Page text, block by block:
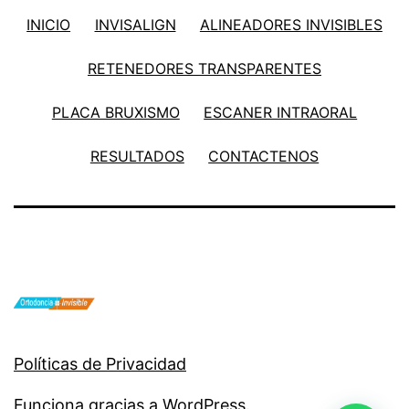
INICIO INVISALIGN ALINEADORES INVISIBLES
RETENEDORES TRANSPARENTES
PLACA BRUXISMO ESCANER INTRAORAL
RESULTADOS CONTACTENOS
Políticas de Privacidad
Funciona gracias a WordPress